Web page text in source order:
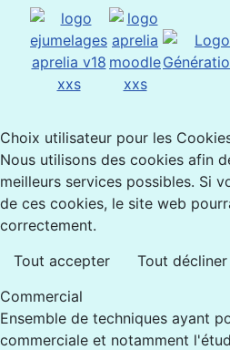
Choix utilisateur pour les
Nous utilisons des cookies afin
meilleurs services possibles. Si
de ces cookies, le site web
correctement.
Tout accepter
Tout décliner
Commercial
Ensemble de techniques ayant
commerciale et notamment